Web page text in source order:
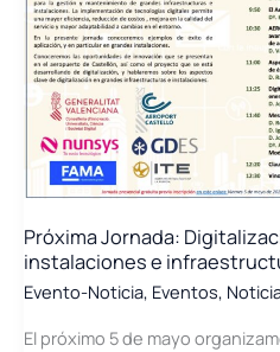
Próxima Jornada:
instalaciones e
Evento-Noticia, Eventos,
El próximo 5 de mayo